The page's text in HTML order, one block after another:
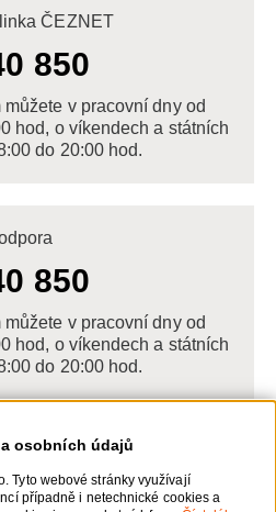
osobních údajů
Tyto webové stránky využívají
případně i netechnické cookies a
ČEZNET
850
v pracovní dny od
hod, o víkendech a státních
do 20:00 hod.
850
v pracovní dny od
hod, o víkendech a státních
do 20:00 hod.